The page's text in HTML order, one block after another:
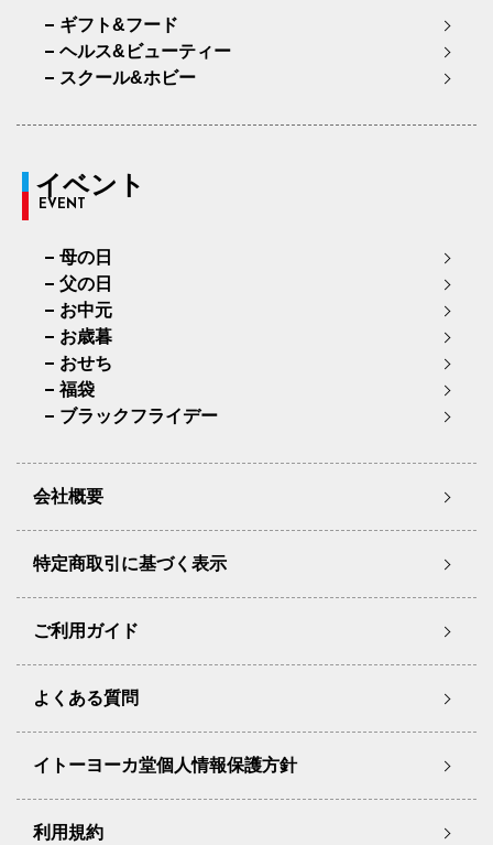
ギフト&フード
ヘルス&ビューティー
スクール&ホビー
イベント
EVENT
母の日
父の日
お中元
お歳暮
おせち
福袋
ブラックフライデー
会社概要
特定商取引に基づく表示
ご利用ガイド
よくある質問
イトーヨーカ堂個人情報保護方針
利用規約